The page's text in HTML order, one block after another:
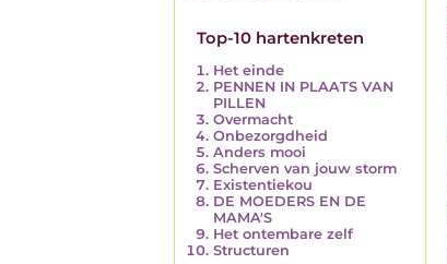
Top-10 hartenkreten
Het einde
PENNEN IN PLAATS VAN
PILLEN
Overmacht
Onbezorgdheid
Anders mooi
Scherven van jouw storm
Existentiekou
DE MOEDERS EN DE
MAMA'S
Het ontembare zelf
Structuren